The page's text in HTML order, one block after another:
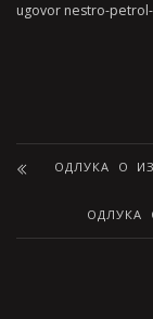
ugovor nestro-
ОДЛУКА О
ОДЛУКА